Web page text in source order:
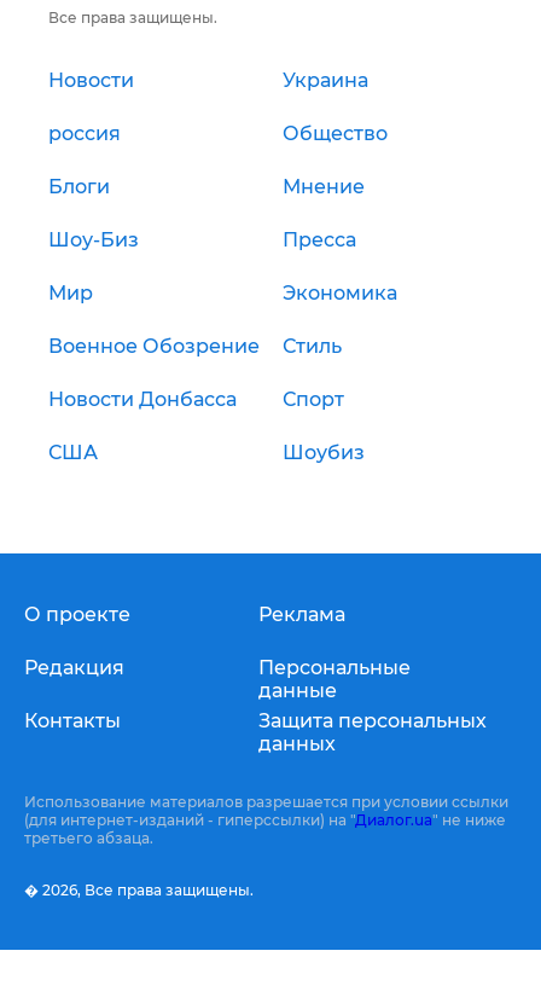
Все права защищены.
Новости Украина
россия Общество
Блоги Мнение
Шоу-Биз Пресса
Мир Экономика
Военное Обозрение Стиль
Новости Донбасса Спорт
США Шоубиз
О проекте
Редакция
Контакты
Реклама
Персональные
данные
Защита персональных
данных
Использование материалов разрешается при условии ссылки
(для интернет-изданий - гиперссылки) на "Диалог.ua" не ниже
третьего абзаца.
� 2026, Все права защищены.